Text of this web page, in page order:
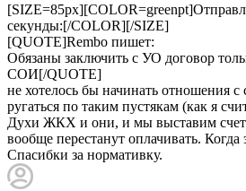
секунды:[/COLOR][/SIZE]
[QUOTE]Rembo пишет:
Обязаны заключить с УО договор
СОИ[/QUOTE]
не хотелось бы начинать отношения
ругаться по таким пустякам (как я
Духи ЖКХ и они, и мы выставим
вообще перестанут оплачивать. Когда
Спасибки за нормативку.